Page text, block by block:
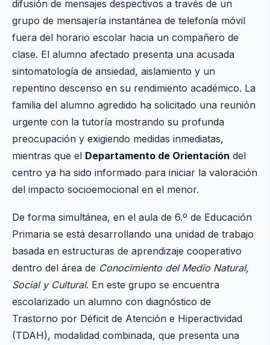
difusión de mensajes despectivos a través de un
grupo de mensajería instantánea de telefonía móvil
fuera del horario escolar hacia un compañero de
clase. El alumno afectado presenta una acusada
sintomatología de ansiedad, aislamiento y un
repentino descenso en su rendimiento académico. La
familia del alumno agredido ha solicitado una reunión
urgente con la tutoría mostrando su profunda
preocupación y exigiendo medidas inmediatas,
mientras que el Departamento de Orientación del
centro ya ha sido informado para iniciar la valoración
del impacto socioemocional en el menor.
De forma simultánea, en el aula de 6.º de Educación
Primaria se está desarrollando una unidad de trabajo
basada en estructuras de aprendizaje cooperativo
dentro del área de Conocimiento del Medio Natural,
Social y Cultural. En este grupo se encuentra
escolarizado un alumno con diagnóstico de
Trastorno por Déficit de Atención e Hiperactividad
(TDAH), modalidad combinada, que presenta una